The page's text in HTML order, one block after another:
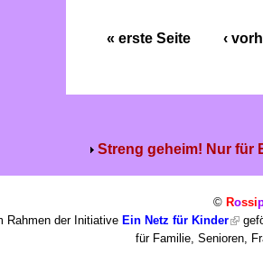
« erste Seite ‹
Streng geheim! Nur für
© Rossi
Rahmen der Initiative Ein Netz für Kinder
für Familie, Senioren,